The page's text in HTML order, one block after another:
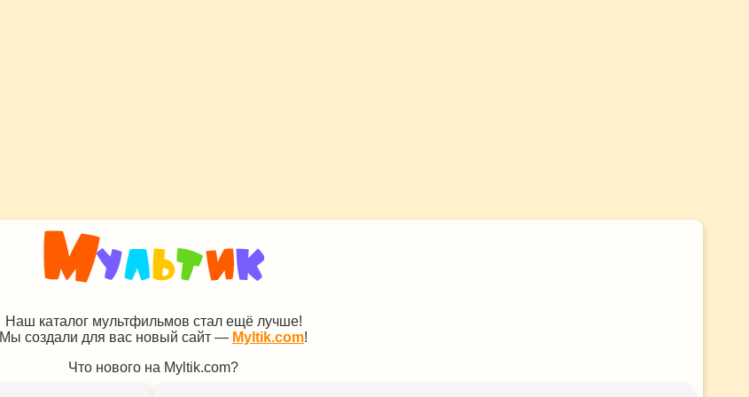
Наш каталог мультфильмов стал ещё лучше!
Мы создали для вас новый сайт — Myltik.com!
Что нового на Myltik.com?